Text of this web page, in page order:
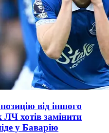
від іншого
ЛЧ хотів замінити
у Баварію